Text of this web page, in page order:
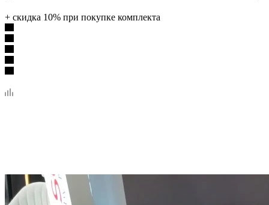
+ скидка 10% при покупке комплекта